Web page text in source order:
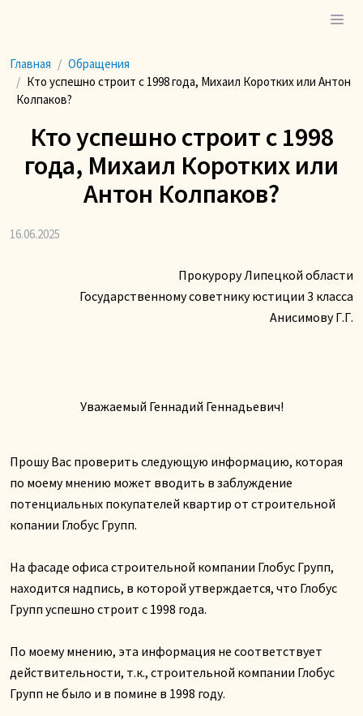
Главная
Обращения
Кто успешно строит с 1998 года, Михаил Коротких или Антон
Колпаков?
Кто успешно строит с 1998
года, Михаил Коротких или
Антон Колпаков?
16.06.2025
Прокурору Липецкой области
Государственному советнику юстиции 3 класса
Анисимову Г.Г.
Уважаемый Геннадий Геннадьевич!
Прошу Вас проверить следующую информацию, которая
по моему мнению может вводить в заблуждение
потенциальных покупателей квартир от строительной
копании Глобус Групп.
На фасаде офиса строительной компании Глобус Групп,
находится надпись, в которой утверждается, что Глобус
Групп успешно строит с 1998 года.
По моему мнению, эта информация не соответствует
действительности, т.к., строительной компании Глобус
Групп не было и в помине в 1998 году.